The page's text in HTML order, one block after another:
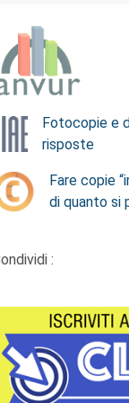
Fotocopie e
risposte
Fare copie
di quanto si
: